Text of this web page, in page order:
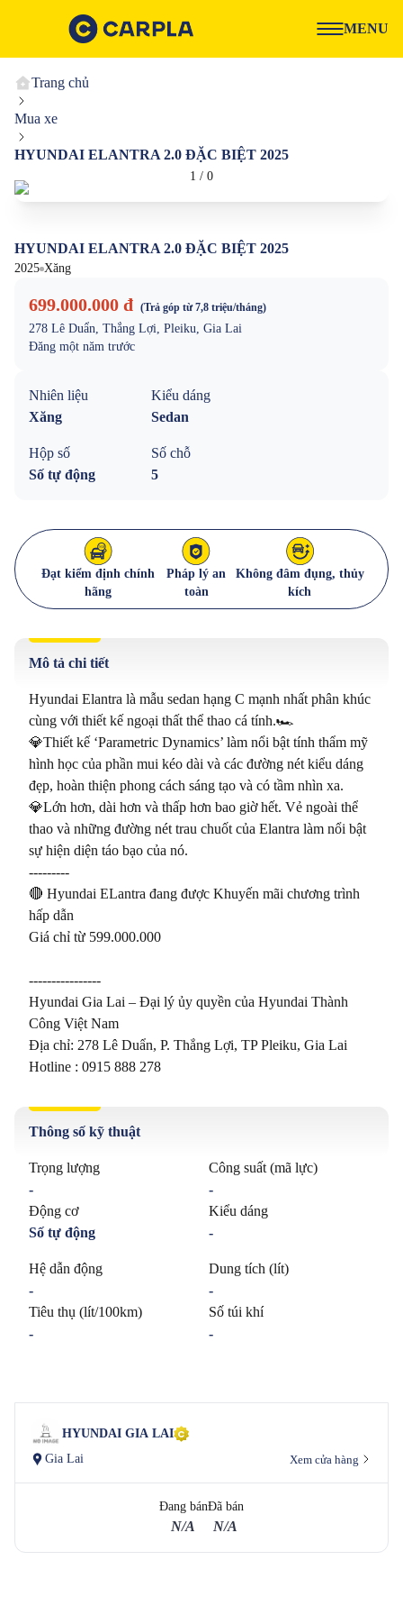
MENU
Trang chủ
Mua xe
HYUNDAI ELANTRA 2.0 ĐẶC BIỆT 2025
1 / 0
HYUNDAI ELANTRA 2.0 ĐẶC BIỆT 2025
2025 Xăng
699.000.000 đ (Trả góp từ7,8 triệu/tháng)
278 Lê Duẩn, Thắng Lợi, Pleiku, Gia Lai
Đăng một năm trước
Nhiên liệu
Xăng
Kiểu dáng
Sedan
Hộp số
Số tự động
Số chỗ
5
Đạt kiểm định chính
hãng
Pháp lý an
toàn
Không đâm đụng, thủy
kích
Mô tả chi tiết
Hyundai Elantra là mẫu sedan hạng C mạnh nhất phân khúc
cùng với thiết kế ngoại thất thể thao cá tính.🏎
💎Thiết kế ‘Parametric Dynamics’ làm nổi bật tính thẩm mỹ
hình học của phần mui kéo dài và các đường nét kiểu dáng
đẹp, hoàn thiện phong cách sáng tạo và có tầm nhìn xa.
💎Lớn hơn, dài hơn và thấp hơn bao giờ hết. Vẻ ngoài thể
thao và những đường nét trau chuốt của Elantra làm nổi bật
sự hiện diện táo bạo của nó.
---------
🔴 Hyundai ELantra đang được Khuyến mãi chương trình
hấp dẫn
Giá chỉ từ 599.000.000
----------------
Hyundai Gia Lai – Đại lý ủy quyền của Hyundai Thành
Công Việt Nam
Địa chỉ: 278 Lê Duẩn, P. Thắng Lợi, TP Pleiku, Gia Lai
Thông số kỹ thuật
Trọng lượng
-
Động cơ
Số tự động
Công suất (mã lực)
-
Kiểu dáng
-
Hệ dẫn động
-
Tiêu thụ (lít/100km)
-
Dung tích (lít)
-
Số túi khí
-
HYUNDAI GIA LAI
Gia Lai
Xem cửa hàng
Đang bán
N/A
Đã bán
N/A